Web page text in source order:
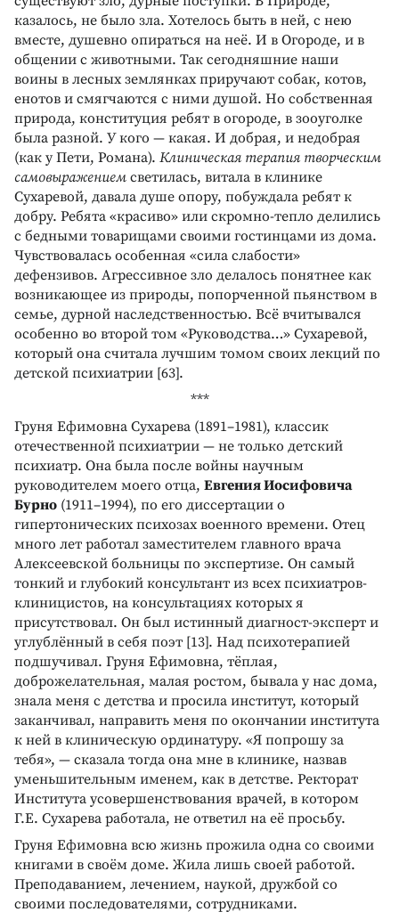
казалось, не было зла. Хотелось быть в ней, с нею
вместе, душевно опираться на неё. И в Огороде, и в
общении с животными. Так сегодняшние наши
воины в лесных землянках приручают собак, котов,
енотов и смягчаются с ними душой. Но собственная
природа, конституция ребят в огороде, в зооуголке
была разной. У кого — какая. И добрая, и недобрая
(как у Пети, Романа). Клиническая терапия творческим
самовыражением светилась, витала в клинике
Сухаревой, давала душе опору, побуждала ребят к
добру. Ребята «красиво» или скромно-тепло делились
с бедными товарищами своими гостинцами из дома.
Чувствовалась особенная «сила слабости»
дефензивов. Агрессивное зло делалось понятнее как
возникающее из природы, попорченной пьянством в
семье, дурной наследственностью. Всё вчитывался
особенно во второй том «Руководства…» Сухаревой,
который она считала лучшим томом своих лекций по
детской психиатрии [63].
***
Груня Ефимовна Сухарева (1891–1981), классик
отечественной психиатрии — не только детский
психиатр. Она была после войны научным
руководителем моего отца, Евгения Иосифовича
Бурно (1911–1994), по его диссертации о
гипертонических психозах военного времени. Отец
много лет работал заместителем главного врача
Алексеевской больницы по экспертизе. Он самый
тонкий и глубокий консультант из всех психиатров-
клиницистов, на консультациях которых я
присутствовал. Он был истинный диагност-эксперт и
углублённый в себя поэт [13]. Над психотерапией
подшучивал. Груня Ефимовна, тёплая,
доброжелательная, малая ростом, бывала у нас дома,
знала меня с детства и просила институт, который
заканчивал, направить меня по окончании института
к ней в клиническую ординатуру. «Я попрошу за
тебя», — сказала тогда она мне в клинике, назвав
уменьшительным именем, как в детстве. Ректорат
Института усовершенствования врачей, в котором
Г.Е. Сухарева работала, не ответил на её просьбу.
Груня Ефимовна всю жизнь прожила одна со своими
книгами в своём доме. Жила лишь своей работой.
Преподаванием, лечением, наукой, дружбой со
своими последователями, сотрудниками.